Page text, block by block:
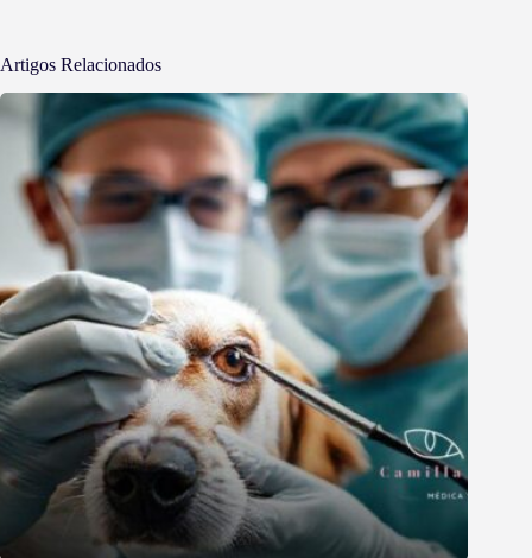
Artigos Relacionados